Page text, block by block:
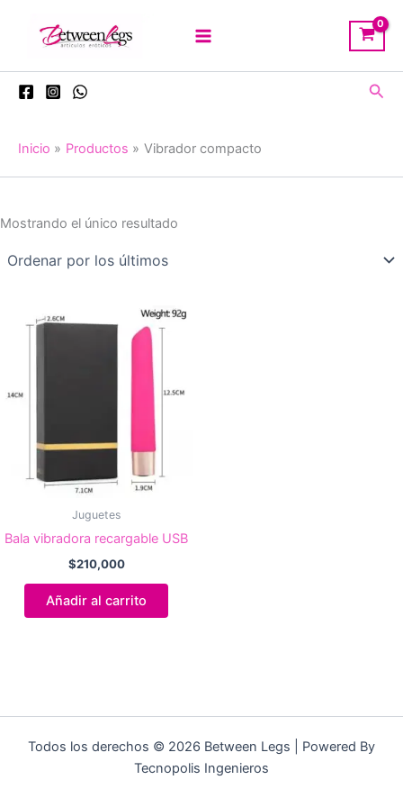
Inicio Productos Vibrador compacto
Mostrando el único resultado
Juguetes
Bala vibradora recargable USB
$210,000
Añadir al carrito
Todos los derechos © 2026 Between Legs | Powered By
Tecnopolis Ingenieros